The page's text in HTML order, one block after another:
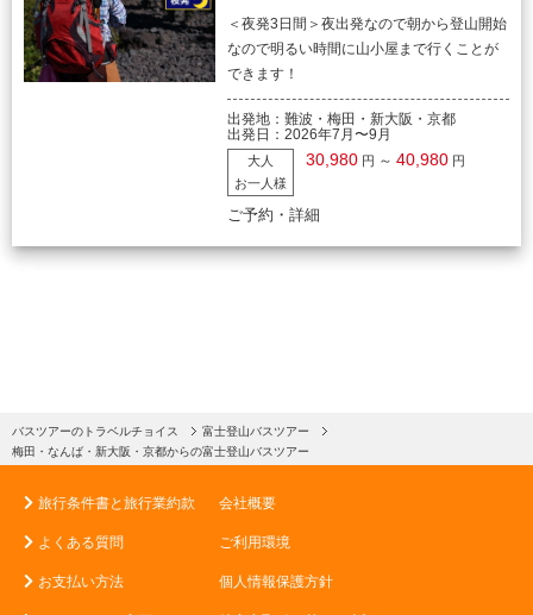
＜夜発3日間＞夜出発なので朝から登山開始
なので明るい時間に山小屋まで行くことが
できます！
出発地：難波・梅田・新大阪・京都
出発日：2026年7月〜9月
大人
お一人様
30,980 円 ～ 40,980 円
ご予約・詳細
バスツアーのトラベルチョイス
富士登山バスツアー
梅田・なんば・新大阪・京都からの富士登山バスツアー
旅行条件書と旅行業約款
よくある質問
お支払い方法
会社概要
ご利用環境
個人情報保護方針